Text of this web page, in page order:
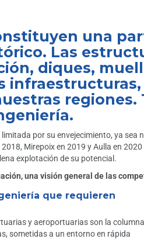
una
Las
diques,
por su envejecimiento, ya sea
Mirepoix en 2019 y Aulla en
explotación de su potencial.
una visión general de las
que requieren
y aeroportuarias son la columna
sometidas a un entorno en rápida